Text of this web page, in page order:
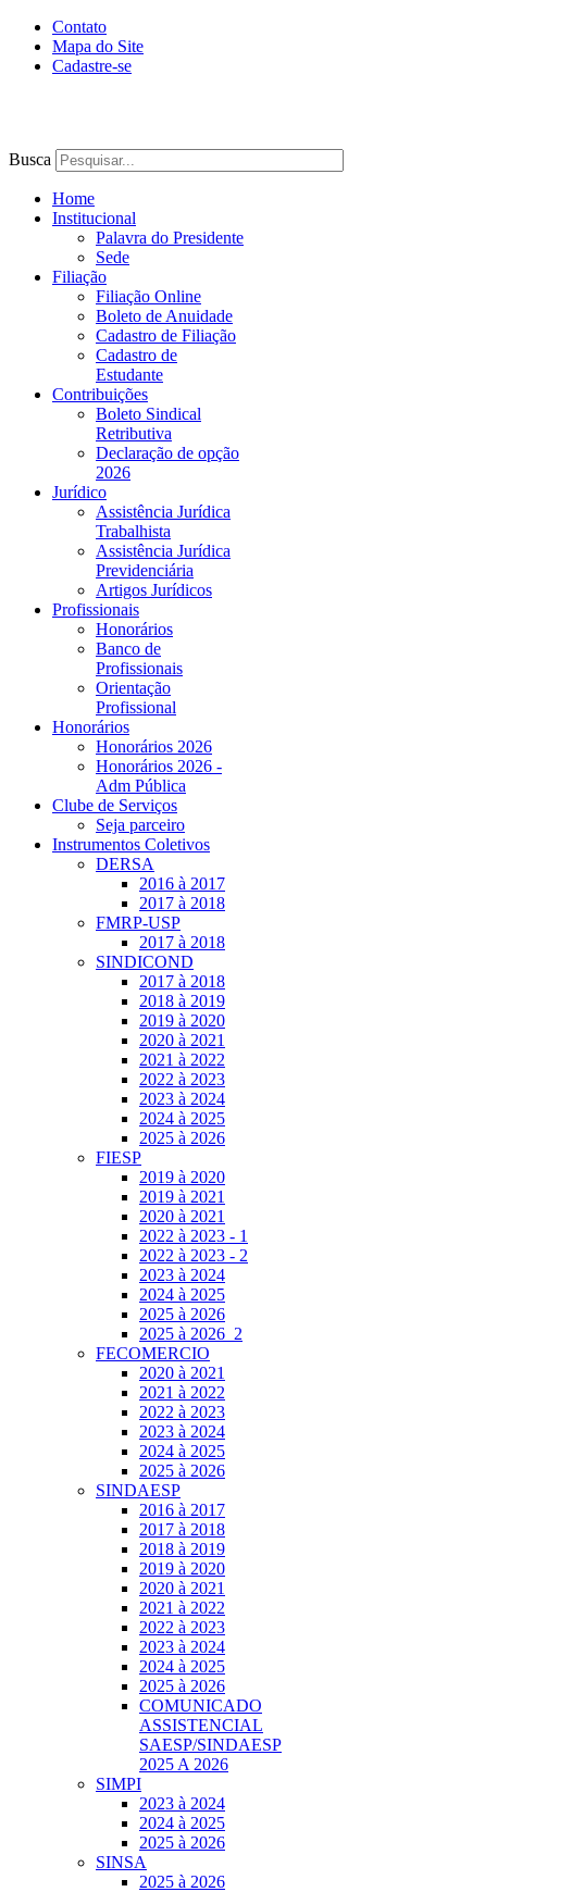
Contato
Mapa do Site
Cadastre-se
Busca
Home
Institucional
Palavra do Presidente
Sede
Filiação
Filiação Online
Boleto de Anuidade
Cadastro de Filiação
Cadastro de
Estudante
Contribuições
Boleto Sindical
Retributiva
Declaração de opção
2026
Jurídico
Assistência Jurídica
Trabalhista
Assistência Jurídica
Previdenciária
Artigos Jurídicos
Profissionais
Honorários
Banco de
Profissionais
Orientação
Profissional
Honorários
Honorários 2026
Honorários 2026 -
Adm Pública
Clube de Serviços
Seja parceiro
Instrumentos Coletivos
DERSA
2016 à 2017
2017 à 2018
FMRP-USP
2017 à 2018
SINDICOND
2017 à 2018
2018 à 2019
2019 à 2020
2020 à 2021
2021 à 2022
2022 à 2023
2023 à 2024
2024 à 2025
2025 à 2026
FIESP
2019 à 2020
2019 à 2021
2020 à 2021
2022 à 2023 - 1
2022 à 2023 - 2
2023 à 2024
2024 à 2025
2025 à 2026
2025 à 2026_2
FECOMERCIO
2020 à 2021
2021 à 2022
2022 à 2023
2023 à 2024
2024 à 2025
2025 à 2026
SINDAESP
2016 à 2017
2017 à 2018
2018 à 2019
2019 à 2020
2020 à 2021
2021 à 2022
2022 à 2023
2023 à 2024
2024 à 2025
2025 à 2026
COMUNICADO
ASSISTENCIAL
SAESP/SINDAESP
2025 A 2026
SIMPI
2023 à 2024
2024 à 2025
2025 à 2026
SINSA
2025 à 2026